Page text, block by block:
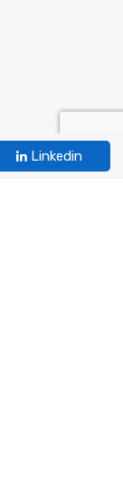
Linkedin